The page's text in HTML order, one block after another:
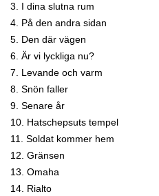
3. I dina slutna rum
4. På den andra sidan
5. Den där vägen
6. Är vi lyckliga nu?
7. Levande och varm
8. Snön faller
9. Senare år
10. Hatschepsuts tempel
11. Soldat kommer hem
12. Gränsen
13. Omaha
14. Rialto